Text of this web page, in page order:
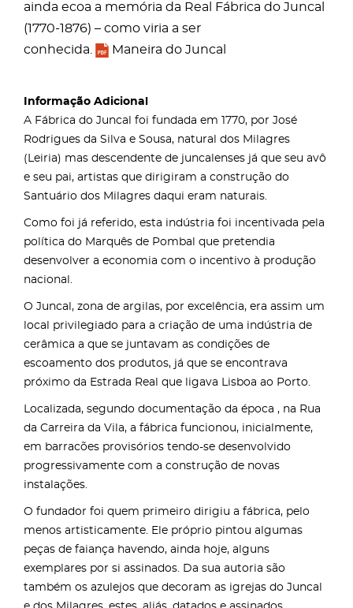
ainda ecoa a memória da Real Fábrica do Juncal
(1770-1876) – como viria a ser
conhecida.
Maneira do Juncal
Informação Adicional
A Fábrica do Juncal foi fundada em 1770, por José
Rodrigues da Silva e Sousa, natural dos Milagres
(Leiria) mas descendente de juncalenses já que seu avô
e seu pai, artistas que dirigiram a construção do
Santuário dos Milagres daqui eram naturais.
Como foi já referido, esta indústria foi incentivada pela
política do Marquês de Pombal que pretendia
desenvolver a economia com o incentivo à produção
nacional.
O Juncal, zona de argilas, por excelência, era assim um
local privilegiado para a criação de uma indústria de
cerâmica a que se juntavam as condições de
escoamento dos produtos, já que se encontrava
próximo da Estrada Real que ligava Lisboa ao Porto.
Localizada, segundo documentação da época , na Rua
da Carreira da Vila, a fábrica funcionou, inicialmente,
em barracões provisórios tendo-se desenvolvido
progressivamente com a construção de novas
instalações.
O fundador foi quem primeiro dirigiu a fábrica, pelo
menos artisticamente. Ele próprio pintou algumas
peças de faiança havendo, ainda hoje, alguns
exemplares por si assinados. Da sua autoria são
também os azulejos que decoram as igrejas do Juncal